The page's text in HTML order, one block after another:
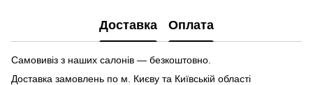
Доставка Оплата
Самовивіз з наших салонів — безкоштовно.
Доставка замовлень по м. Києву та Київській області